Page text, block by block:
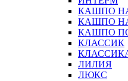
КАШПО
КАШПО
КАШПО
КЛАССИК
ЛИЛИЯ
ЛЮКС